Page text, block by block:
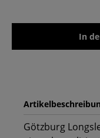
In
Götzburg